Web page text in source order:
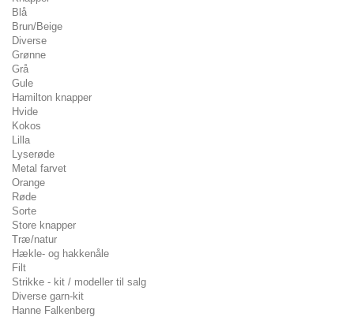
Blå
Brun/Beige
Diverse
Grønne
Grå
Gule
Hamilton knapper
Hvide
Kokos
Lilla
Lyserøde
Metal farvet
Orange
Røde
Sorte
Store knapper
Træ/natur
Hækle- og hakkenåle
Filt
Strikke - kit / modeller til salg
Diverse garn-kit
Hanne Falkenberg